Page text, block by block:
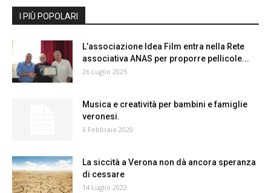
I PIÙ POPOLARI
L’associazione Idea Film entra nella Rete
associativa ANAS per proporre pellicole...
26 Luglio 2025
Musica e creatività per bambini e famiglie
veronesi.
6 Febbraio 2020
La siccità a Verona non dà ancora speranza
di cessare
14 Luglio 2022